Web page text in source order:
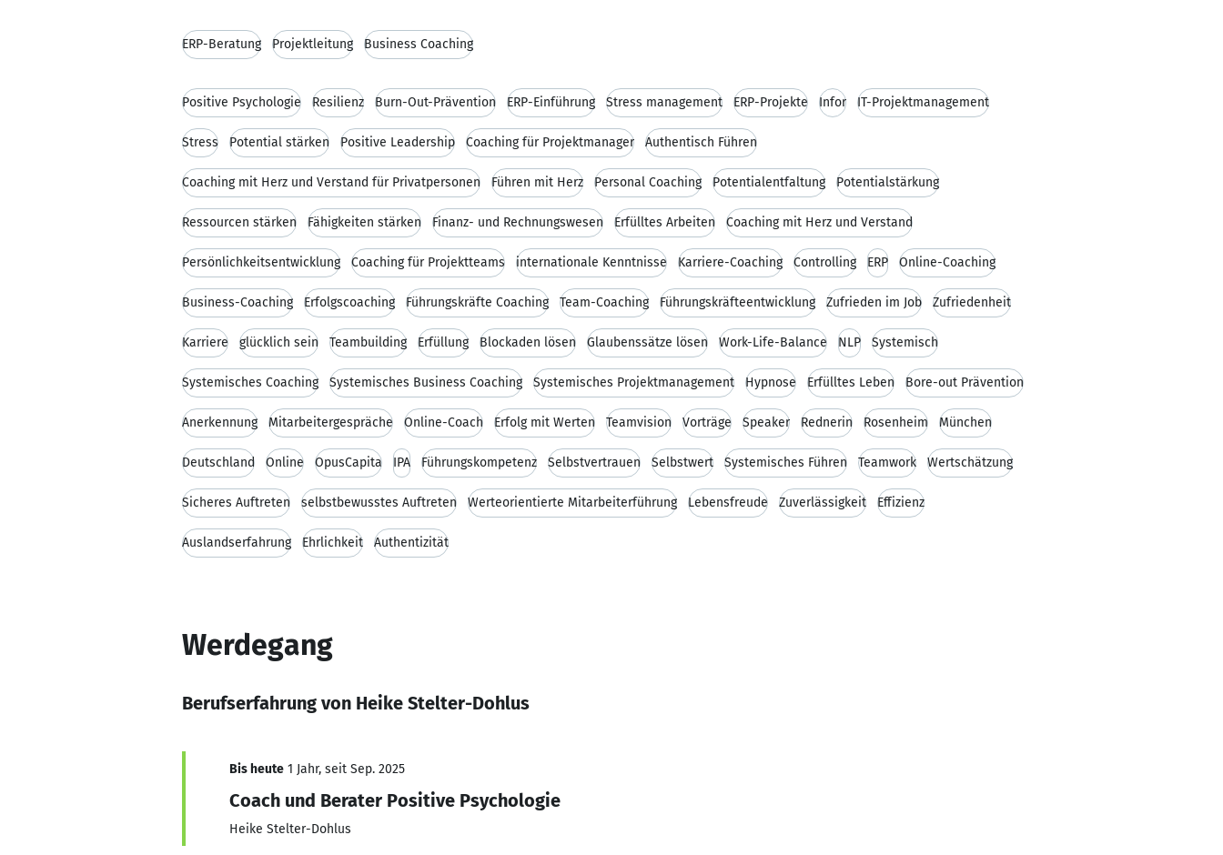
ERP-Beratung Projektleitung Business Coaching
Positive Psychologie Resilienz Burn-Out-Prävention ERP-Einführung Stress management ERP-Projekte Infor IT-Projektmanagement
Stress Potential stärken Positive Leadership Coaching für Projektmanager Authentisch Führen
Coaching mit Herz und Verstand für Privatpersonen Führen mit Herz Personal Coaching Potentialentfaltung Potentialstärkung
Ressourcen stärken Fähigkeiten stärken Finanz- und Rechnungswesen Erfülltes Arbeiten Coaching mit Herz und Verstand
Persönlichkeitsentwicklung Coaching für Projektteams internationale Kenntnisse Karriere-Coaching Controlling ERP Online-Coaching
Business-Coaching Erfolgscoaching Führungskräfte Coaching Team-Coaching Führungskräfteentwicklung Zufrieden im Job Zufriedenheit
Karriere glücklich sein Teambuilding Erfüllung Blockaden lösen Glaubenssätze lösen Work-Life-Balance NLP Systemisch
Systemisches Coaching Systemisches Business Coaching Systemisches Projektmanagement Hypnose Erfülltes Leben Bore-out Prävention
Anerkennung Mitarbeitergespräche Online-Coach Erfolg mit Werten Teamvision Vorträge Speaker Rednerin Rosenheim München
Deutschland Online OpusCapita IPA Führungskompetenz Selbstvertrauen Selbstwert Systemisches Führen Teamwork Wertschätzung
Sicheres Auftreten selbstbewusstes Auftreten Werteorientierte Mitarbeiterführung Lebensfreude Zuverlässigkeit Effizienz
Auslandserfahrung Ehrlichkeit Authentizität
Werdegang
Berufserfahrung von Heike Stelter-Dohlus
Bis heute 1 Jahr, seit Sep. 2025
Coach und Berater Positive Psychologie
Heike Stelter-Dohlus